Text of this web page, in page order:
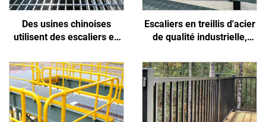
Des usines chinoises
utilisent des escaliers en
projets municipaux et de
construction, non
glissants, résistants à la
corrosion, faciles à
installer et
Escaliers en treillis d'acier
de qualité industrielle,
installer, adaptés aux
projets municipaux, de
construction, aux parcs et
aux passages supérieurs